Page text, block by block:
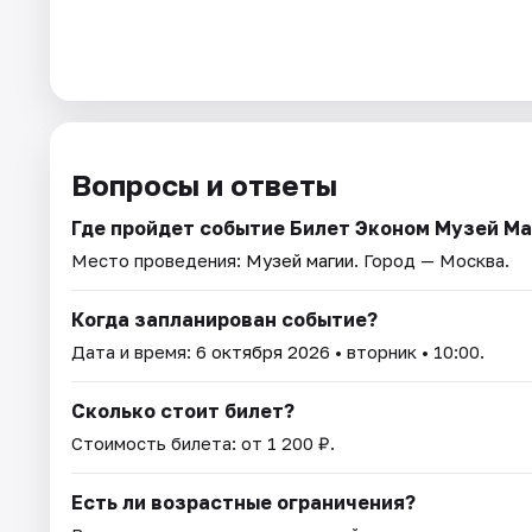
Вопросы и ответы
Где пройдет событие Билет Эконом Музей
Место проведения: Музей магии. Город — Москва.
Когда запланирован событие?
Дата и время: 6 октября 2026 • вторник • 10:00.
Сколько стоит билет?
Стоимость билета: от 1 200 ₽.
Есть ли возрастные ограничения?